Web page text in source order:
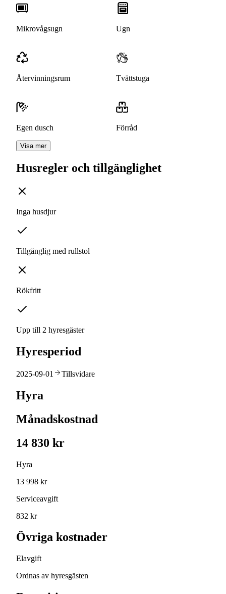
Mikrovågsugn Ugn
Återvinningsrum Tvättstuga
Egen dusch Förråd
Visa mer
Husregler och tillgänglighet
Inga husdjur
Tillgänglig med rullstol
Rökfritt
Upp till 2 hyresgäster
Hyresperiod
2025-09-01 Tillsvidare
Hyra
Månadskostnad
14 830 kr
Hyra
13 998 kr
Serviceavgift
832 kr
Övriga kostnader
Elavgift
Ordnas av hyresgästen